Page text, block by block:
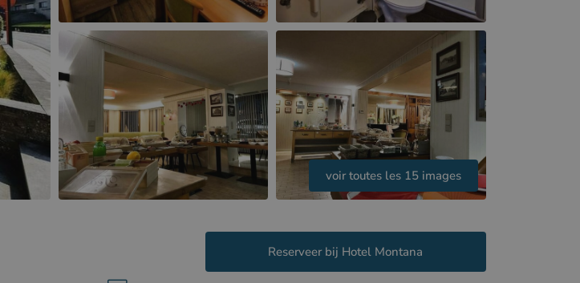
voir toutes les 15 images
Reserveer bij Hotel Montana